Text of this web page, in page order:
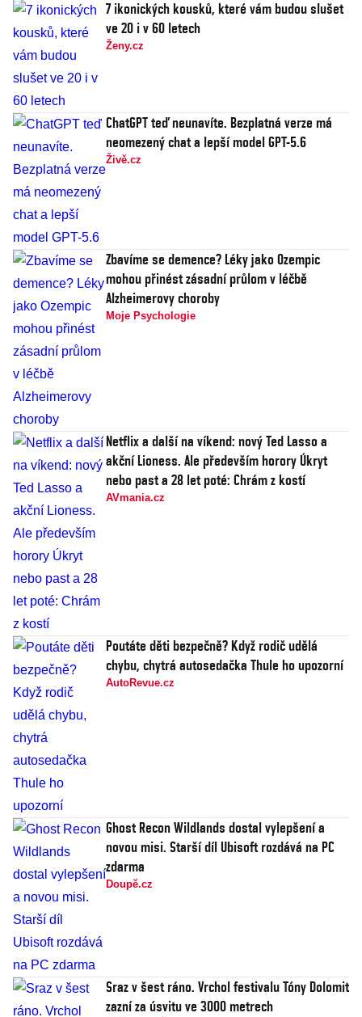
7 ikonických kousků, které vám budou slušet
ve 20 i v 60 letech
Ženy.cz
ChatGPT teď neunavíte. Bezplatná verze má
neomezený chat a lepší model GPT-5.6
Živě.cz
Zbavíme se demence? Léky jako Ozempic
mohou přinést zásadní průlom v léčbě
Alzheimerovy choroby
Moje Psychologie
Netflix a další na víkend: nový Ted Lasso a
akční Lioness. Ale především horory Úkryt
nebo past a 28 let poté: Chrám z kostí
AVmania.cz
Poutáte děti bezpečně? Když rodič udělá
chybu, chytrá autosedačka Thule ho upozorní
AutoRevue.cz
Ghost Recon Wildlands dostal vylepšení a
novou misi. Starší díl Ubisoft rozdává na PC
zdarma
Doupě.cz
Sraz v šest ráno. Vrchol festivalu Tóny Dolomit
zazní za úsvitu ve 3000 metrech